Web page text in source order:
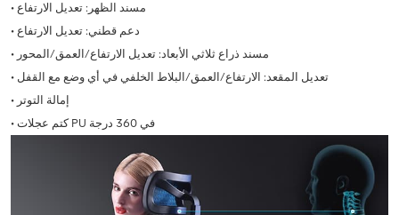
• مسند الظهر: تعديل الارتفاع
• دعم قطني: تعديل الارتفاع
• مسند ذراع ثلاثي الأبعاد: تعديل الارتفاع/العمق/المحور
• تعديل المقعد: الارتفاع/العمق/البلاط الخلفي في أي وضع مع القفل
• إمالة التوتر
• كتم عجلات PU في 360 درجة